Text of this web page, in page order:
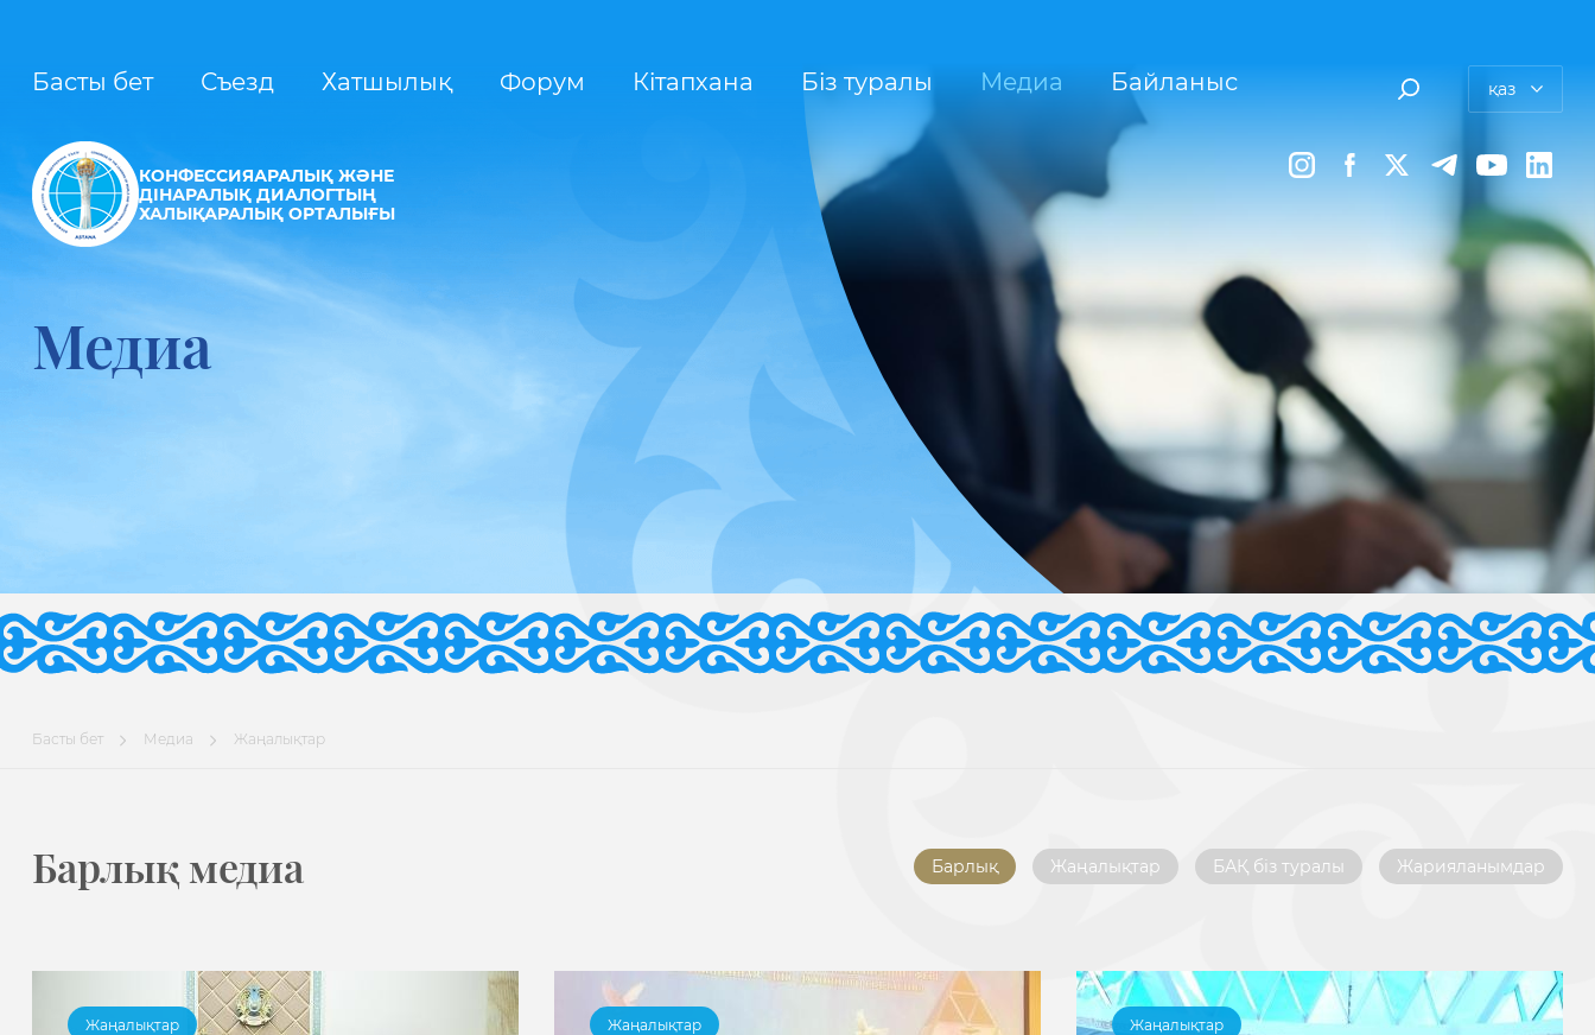
Басты бет Съезд Хатшылық Форум Кітапхана Біз туралы Медиа Байланыс қаз
КОНФЕССИЯАРАЛЫҚ ЖӘНЕ
ДІНАРАЛЫҚ ДИАЛОГТЫҢ
ХАЛЫҚАРАЛЫҚ ОРТАЛЫҒЫ
Медиа
Басты бет Медиа Жаңалықтар
Барлық медиа Барлық Жаңалықтар БАҚ біз туралы Жарияланымдар
Жаңалықтар Жаңалықтар Жаңалықтар